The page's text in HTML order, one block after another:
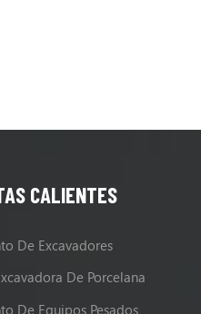
CALIENTES
De Excavadores
De Porcelana
De Equipos Pesados